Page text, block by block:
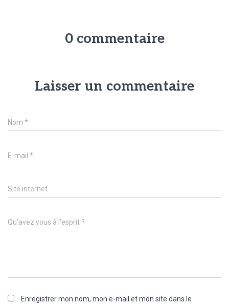
0 commentaire
Laisser un commentaire
Nom *
E-mail *
Site internet
Qu’avez vous à l’esprit ?
Enregistrer mon nom, mon e-mail et mon site dans le